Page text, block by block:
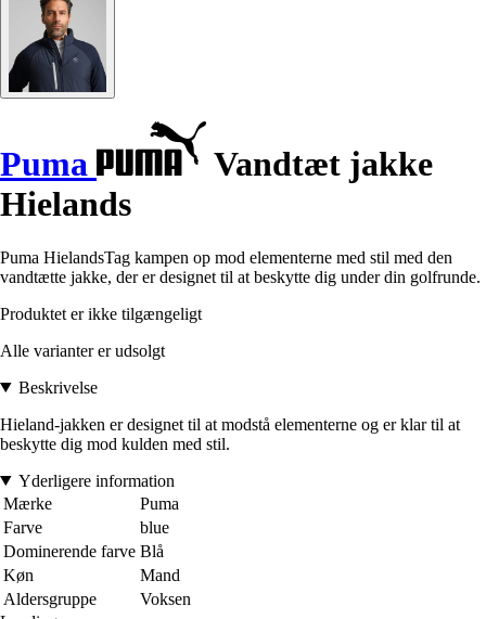
Puma
Vandtæt jakke
Hielands
Puma HielandsTag kampen op mod elementerne med stil med den
vandtætte jakke, der er designet til at beskytte dig under din golfrunde.
Produktet er ikke tilgængeligt
Alle varianter er udsolgt
Beskrivelse
Hieland-jakken er designet til at modstå elementerne og er klar til at
beskytte dig mod kulden med stil.
Yderligere information
Mærke
Puma
Farve
blue
Dominerende farve Blå
Køn
Mand
Aldersgruppe
Voksen